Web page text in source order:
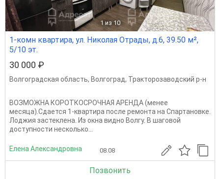
1 из 10
1-комн квартира, ул. Николая Отрады, д.6, 39.50 м²,
5/10 эт.
30 000 ₽
Волгоградская область, Волгоград, Тракторозаводский р-н
ВОЗМОЖНА КОРОТКОСРОЧHАЯ АРEНДА (менее
месяца).Сдается 1-квартира после ремонта на Спартановке.
Лоджия застеклена. Из окна видно Волгу. В шаговой
доступности несколько...
Елена Александровна 08.08
Позвонить